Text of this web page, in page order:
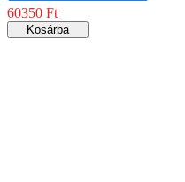
60350 Ft
Kosárba